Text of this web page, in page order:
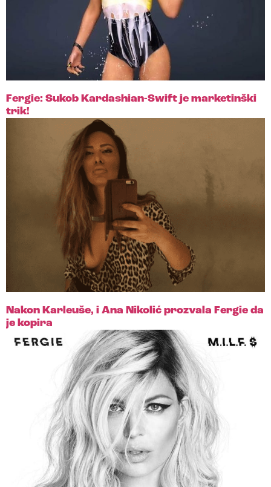
Fergie: Sukob Kardashian-Swift je marketinški
trik!
Nakon Karleuše, i Ana Nikolić prozvala Fergie da
je kopira